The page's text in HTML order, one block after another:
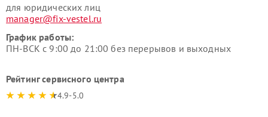
для юридических лиц
manager@fix-vestel.ru
График работы:
ПН-ВСК с 9:00 до 21:00 без перерывов и выходных
Рейтинг сервисного центра
4.9-5.0